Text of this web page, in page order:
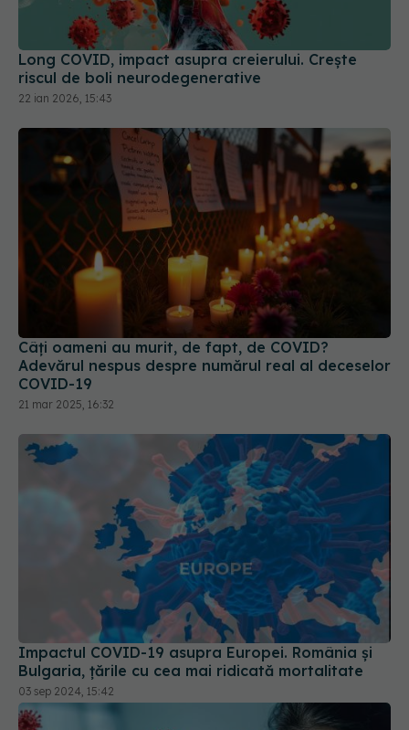
Long COVID, impact asupra creierului. Crește
riscul de boli neurodegenerative
22 ian 2026, 15:43
Câți oameni au murit, de fapt, de COVID?
Adevărul nespus despre numărul real al deceselor
COVID-19
21 mar 2025, 16:32
Impactul COVID-19 asupra Europei. România și
Bulgaria, țările cu cea mai ridicată mortalitate
03 sep 2024, 15:42